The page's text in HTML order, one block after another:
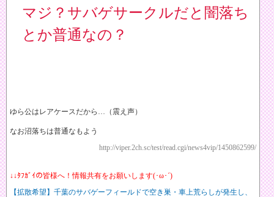
マジ？サバゲサークルだと闇落ち
とか普通なの？
ゆら公はレアケースだから…（震え声）
なお沼落ちは普通なもよう
http://viper.2ch.sc/test/read.cgi/news4vip/1450862599/
↓↓ﾀﾌｶﾞｲの皆様へ！情報共有をお願いします(･ω･´)
【拡散希望】千葉のサバゲーフィールドで空き巣・車上荒らしが発生し、